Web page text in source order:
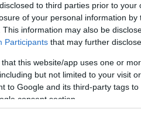
to third parties prior to
of your personal information by
This information may also be
Participants that may further
that this website/app uses one or
but not limited to your visit
to Google and its third-party tags
consent section.
HAZAI LEMEZEK.
SOROZATOK. 2005: EZ
UGRIK BE AZ HBO-